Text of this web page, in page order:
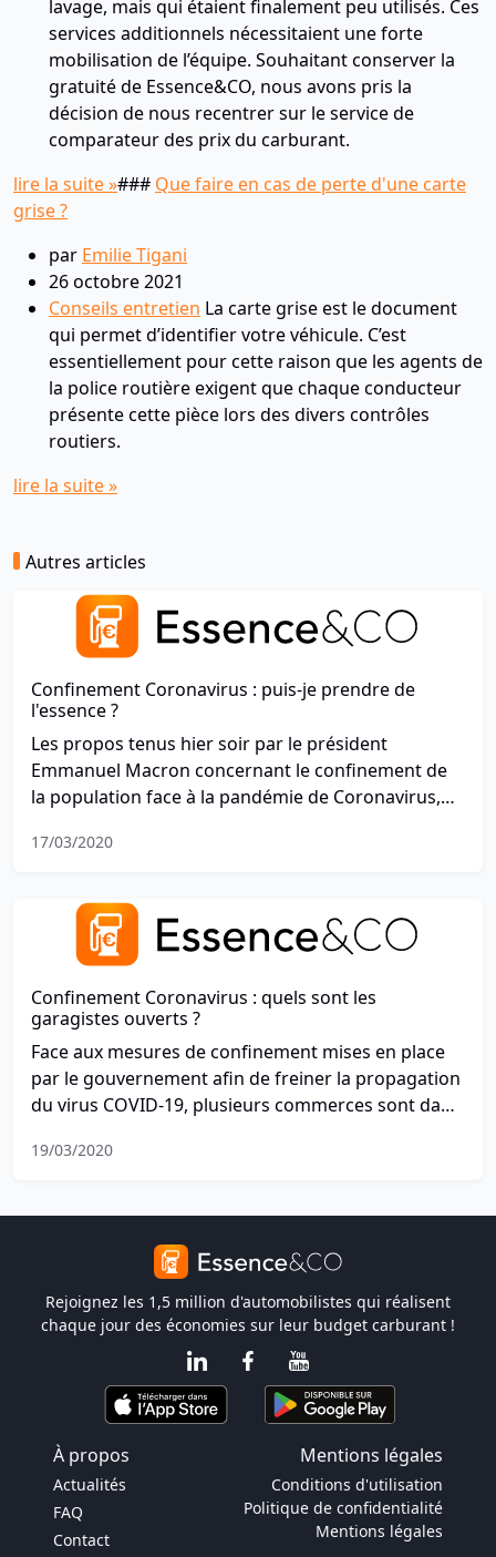
lavage, mais qui étaient finalement peu utilisés. Ces
services additionnels nécessitaient une forte
mobilisation de l’équipe. Souhaitant conserver la
gratuité de Essence&CO, nous avons pris la
décision de nous recentrer sur le service de
comparateur des prix du carburant.
lire la suite »### Que faire en cas de perte d'une carte
grise ?
par Emilie Tigani
26 octobre 2021
Conseils entretien La carte grise est le document
qui permet d’identifier votre véhicule. C’est
essentiellement pour cette raison que les agents de
la police routière exigent que chaque conducteur
présente cette pièce lors des divers contrôles
routiers.
lire la suite »
Autres articles
Confinement Coronavirus : puis-je prendre de
l'essence ?
Les propos tenus hier soir par le président
Emmanuel Macron concernant le confinement de
la population face à la pandémie de Coronavirus,
pratique. Parmi ces dernières, certains se
plein d'essence pour se déplacer.
17/03/2020
Confinement Coronavirus : quels sont les
garagistes ouverts ?
Face aux mesures de confinement mises en place
par le gouvernement afin de freiner la propagation
du virus COVID-19, plusieurs commerces sont dans
autorisés à rester ouverts et peuvent continuer à
lesquels sont ouverts ?
19/03/2020
Rejoignez les 1,5 million d'automobilistes qui réalisent
chaque jour des économies sur leur budget carburant !
À propos Mentions légales
Actualités
FAQ
Contact
Conditions d'utilisation
Politique de confidentialité
Mentions légales